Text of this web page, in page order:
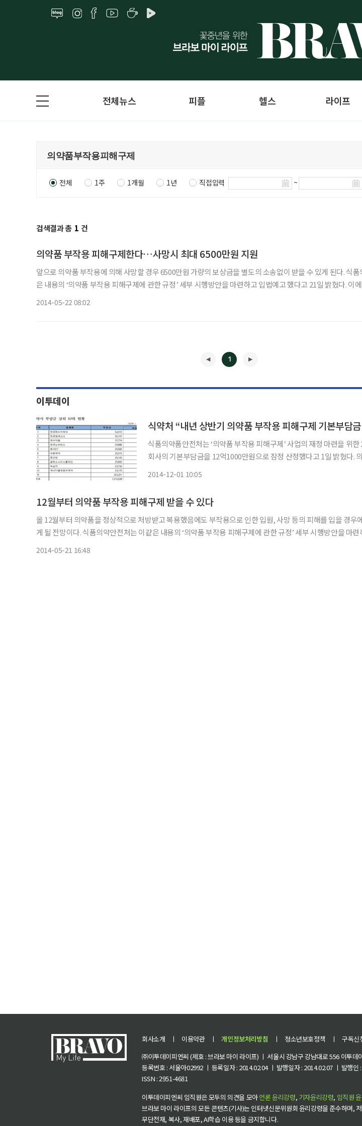
전체뉴스 피플 헬스 라이프
전체 1주 1개월 1년 직접입력 ~
검색결과 총 1 건
의약품 부작용 피해구제한다…사망시 최대 6500만원 지원
앞으로 의약품 부작용에 의해 사망할 경우 6500만원 가량의 보상금을 별도의 소송없이 받을 수 있게 된다. 식품의약안전처는 이같
은 내용의 ‘의약품 부작용 피해구제에 관한 규정’ 세부 시행방안을 마련하고 입법예고 했다고 21일 밝혔다. 이에 따라 12월부터 의
2014-05-22 08:02
1
이투데이
식약처 “내년 상반기 의약품 부작용 피해구제 기본부담
식품의약품안전처는 ‘의약품 부작용 피해구제’ 사업의 재정 마련을 위
회사의 기본부담금을 12억1000만원으로 잠정 산정했다고 1일 밝혔다. 의약품 부작용 피해구
2014-12-01 10:05
12월부터 의약품 부작용 피해구제 받을 수 있다
올 12월부터 의약품을 정상적으로 처방받고 복용했음에도 부작용으로 인한 입원, 사망 등의 피해를 입을 경우
게 될 전망이다. 식품의약안전처는 이같은 내용의 ‘의약품 부작용 피해구제에 관한 규정’ 세부 시행방안을 마련하고 입법예고 했다
2014-05-21 16:48
회사소개 ㅣ 이용약관 ㅣ 개인정보처리방침 ㅣ 청소년보호정책 ㅣ 구독신
㈜이투데이피엔씨 (제호 : 브라보 마이 라이프) ㅣ 서울시 강남구 강남대로 556 이투
등록번호 : 서울아02992 ㅣ 등록일자 : 2014.02.04 ㅣ 발행일자 : 2014.02.07 ㅣ 발행
ISSN : 2951-4681
이투데이피엔씨 임직원은 모두의 의견을 모아언론 윤리강령, 기자윤리강령, 임직원
브라보 마이 라이프의 모든 콘텐츠(기사)는 인터넷신문위원회 윤리강령을 준수하며,
무단전재, 복사, 재배포, AI학습 이용 등을 금지합니다.